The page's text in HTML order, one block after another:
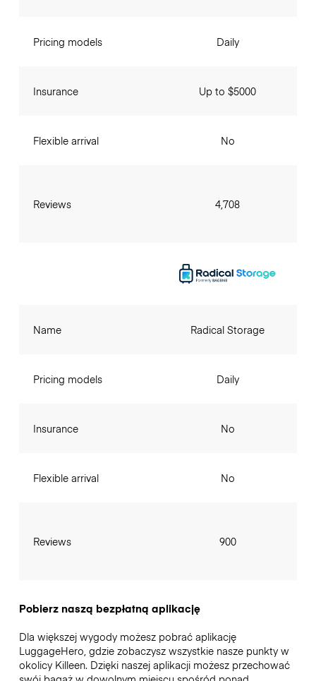
Pricing models
Insurance
Flexible arrival
Reviews
Daily
Up to $5000
No
4,708
Name
Pricing models
Insurance
Flexible arrival
Reviews
Radical Storage
Daily
No
No
900
Pobierz naszą bezpłatną aplikację
Dla większej wygody możesz pobrać aplikację
LuggageHero, gdzie zobaczysz wszystkie nasze punkty w
okolicy Killeen. Dzięki naszej aplikacji możesz przechować